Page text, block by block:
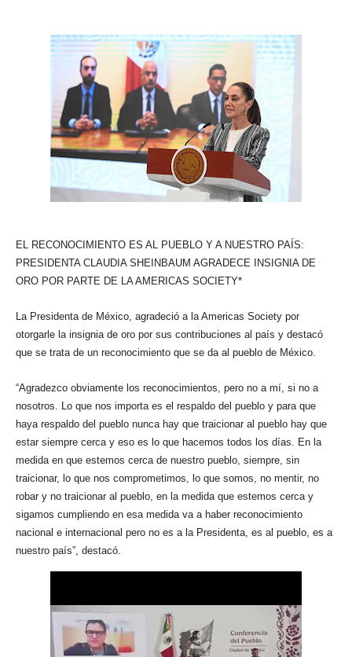
EL RECONOCIMIENTO ES AL PUEBLO Y A NUESTRO PAÍS:
PRESIDENTA CLAUDIA SHEINBAUM AGRADECE INSIGNIA DE
ORO POR PARTE DE LA AMERICAS SOCIETY*
La Presidenta de México, agradeció a la Americas Society por
otorgarle la insignia de oro por sus contribuciones al país y destacó
que se trata de un reconocimiento que se da al pueblo de México.
“Agradezco obviamente los reconocimientos, pero no a mí, si no a
nosotros. Lo que nos importa es el respaldo del pueblo y para que
haya respaldo del pueblo nunca hay que traicionar al pueblo hay que
estar siempre cerca y eso es lo que hacemos todos los días. En la
medida en que estemos cerca de nuestro pueblo, siempre, sin
traicionar, lo que nos comprometimos, lo que somos, no mentir, no
robar y no traicionar al pueblo, en la medida que estemos cerca y
sigamos cumpliendo en esa medida va a haber reconocimiento
nacional e internacional pero no es a la Presidenta, es al pueblo, es a
nuestro país”, destacó.